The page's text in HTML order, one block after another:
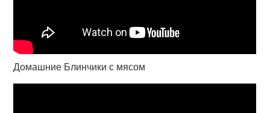
Домашние Блинчики с мясом